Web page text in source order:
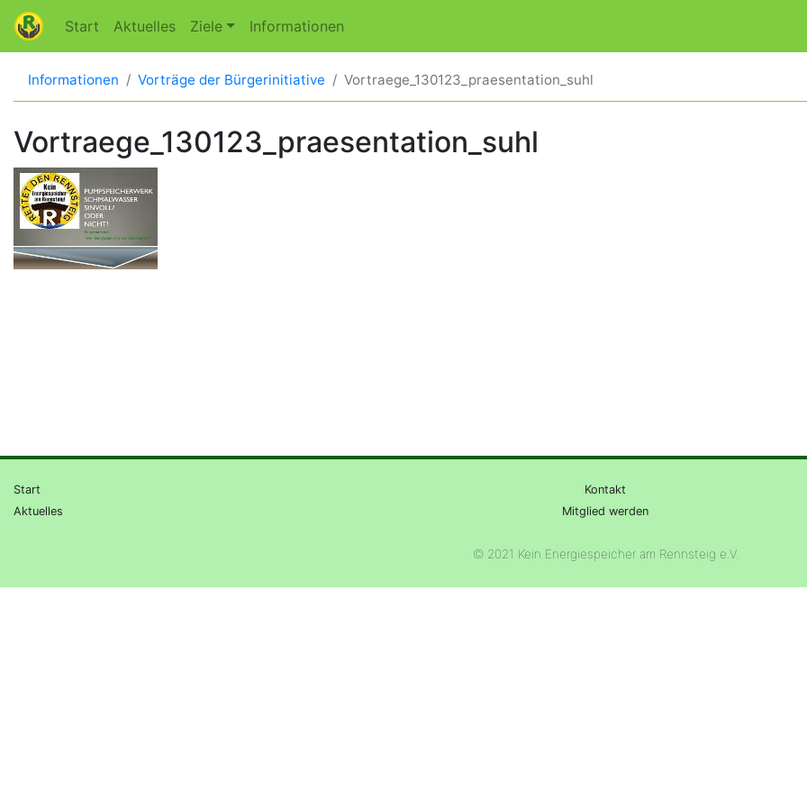
Start Aktuelles Ziele Informationen
Informationen Vorträge der Bürgerinitiative Vortraege_130123_praesentation_suhl
Vortraege_130123_praesentation_suhl
Start
Aktuelles
Kontakt
Mitglied werden
© 2021 Kein Energiespeicher am Rennsteig e.V.